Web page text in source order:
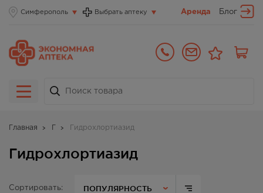
Симферополь Выбрать аптеку Аренда Блог
Главная Гидрохлортиазид
Гидрохлортиазид
Сортировать: ПОПУЛЯРНОСТЬ